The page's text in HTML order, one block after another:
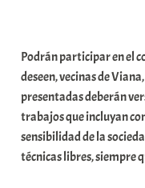
a
r
E
r
r
i
Podrán participar en el
deseen, vecinas de
presentadas deberán
trabajos que incluyan
sensibilidad de la
técnicas libres, siempre